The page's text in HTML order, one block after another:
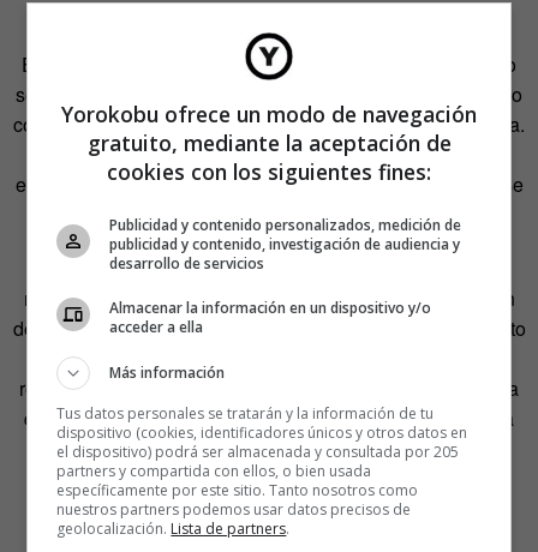
Euclide aprovechaba para explicar metafóricamente cómo
se debe tratar al entorno natural en el que se inspira. «Si no
conocemos la naturaleza, no nos importa que sea destruida.
Mis estudiantes, los que veían el trabajo en persona, se
entristecían cuando lo borraba porque habían visto cómo se
desarrollaba, cómo crecía», cuenta.
El resultado es una serie de ilustraciones de inspiración
natural, al igual que algún trabajo previo con la ilustración
de portada delúltimo disco de Bon Iver
, al que el tratamiento
y la técnica otorgan un componente onírico. «Siempre he
recibido ese empujón de la naturaleza. Es una experiencia
que me sobrepasa», declara. «Algo ocurre con la química
de mi cerebro. Siento algo muy potente cuando estoy en
contacto con la naturaleza. La pinto como creo que es».
Yorokobu ofrece un modo de navegación
gratuito, mediante la aceptación de
cookies con los siguientes fines:
Publicidad y contenido personalizados, medición de
publicidad y contenido, investigación de audiencia y
desarrollo de servicios
Almacenar la información en un dispositivo y/o
acceder a ella
Más información
Tus datos personales se tratarán y la información de tu
dispositivo (cookies, identificadores únicos y otros datos en
el dispositivo) podrá ser almacenada y consultada por 205
partners y compartida con ellos, o bien usada
específicamente por este sitio. Tanto nosotros como
nuestros partners podemos usar datos precisos de
geolocalización. Lista de partners.